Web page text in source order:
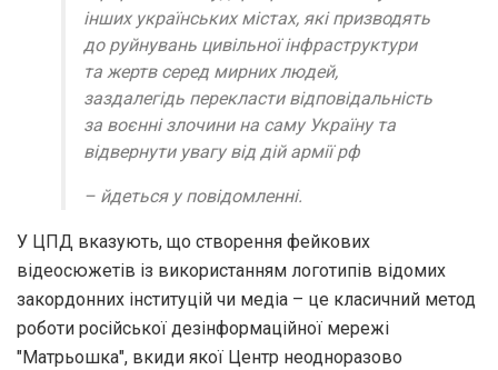
інших українських містах, які призводять
до руйнувань цивільної інфраструктури
та жертв серед мирних людей,
заздалегідь перекласти відповідальність
за воєнні злочини на саму Україну та
відвернути увагу від дій армії рф
– йдеться у повідомленні.
У ЦПД вказують, що створення фейкових
відеосюжетів із використанням логотипів відомих
закордонних інституцій чи медіа – це класичний метод
роботи російської дезінформаційної мережі
"Матрьошка", вкиди якої Центр неодноразово